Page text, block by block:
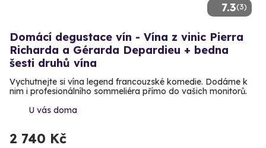
7.3(3)
Domácí degustace vín - Vína z vinic Pierra
Richarda a Gérarda Depardieu + bedna
šesti druhů vína
Vychutnejte si vína legend francouzské komedie. Dodáme k
nim i profesionálního sommeliéra přímo do vašich monitorů.
U vás doma
2 740 Kč